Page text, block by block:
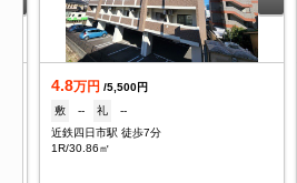
4.8万円 /5,500円
敷
-- 礼
--
近鉄四日市駅 徒歩7分
1R/30.86㎡